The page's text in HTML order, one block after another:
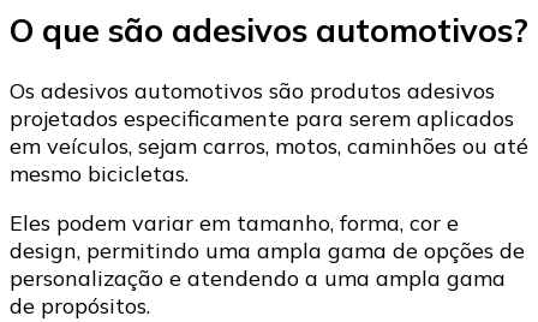
O que são adesivos automotivos?
Os adesivos automotivos são produtos adesivos
projetados especificamente para serem aplicados
em veículos, sejam carros, motos, caminhões ou até
mesmo bicicletas.
Eles podem variar em tamanho, forma, cor e
design, permitindo uma ampla gama de opções de
personalização e atendendo a uma ampla gama
de propósitos.